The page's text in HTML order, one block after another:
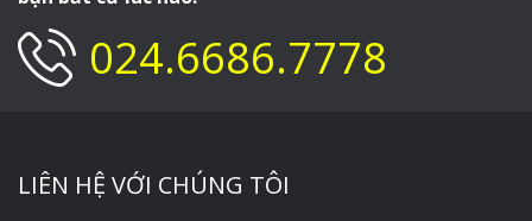
024.6686.7778
LIÊN HỆ VỚI CHÚNG TÔI